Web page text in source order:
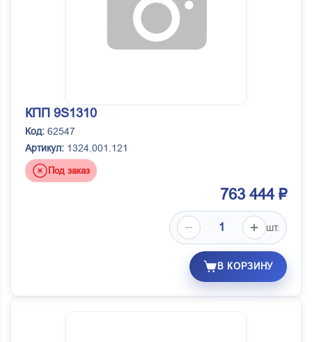
КПП 9S1310
Код: 62547
Артикул: 1324.001.121
Под заказ
763 444 ₽
шт.
В КОРЗИНУ